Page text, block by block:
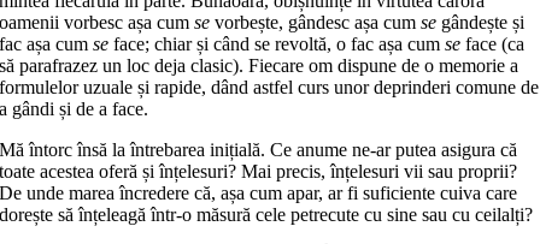
oamenii vorbesc așa cumse vorbește, gândesc așa cumse gândește și
fac așa cumse face; chiar și când se revoltă, o fac așa cumse face (ca
să parafrazez un loc deja clasic). Fiecare om dispune de o memorie a
formulelor uzuale și rapide, dând astfel curs unor deprinderi comune de
a gândi și de a face.
Mă întorc însă la întrebarea inițială. Ce anume ne-ar putea asigura că
toate acestea oferă și înțelesuri? Mai precis, înțelesuri vii sau proprii?
De unde marea încredere că, așa cum apar, ar fi suficiente cuiva care
dorește să înțeleagă într-o măsură cele petrecute cu sine sau cu ceilalți?